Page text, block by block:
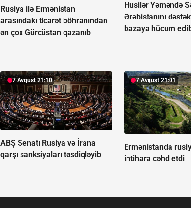
Rusiya ilə Ermənistan
arasındakı ticarət böhranından
ən çox Gürcüstan qazanıb
Husilər Yəməndə
Ərəbistanını
bazaya hücum
7 Avqust 21:10
ABŞ Senatı Rusiya və İrana
qarşı sanksiyaları təsdiqləyib
7 Avqust 21:01
Ermənistanda
intihara cəhd etdi